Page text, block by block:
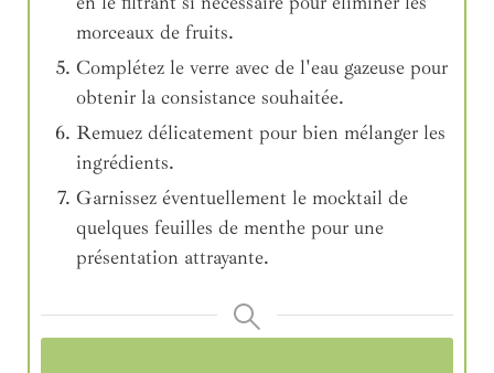
morceaux de fruits.
Complétez le verre avec de l'eau gazeuse pour
obtenir la consistance souhaitée.
Remuez délicatement pour bien mélanger les
ingrédients.
Garnissez éventuellement le mocktail de
quelques feuilles de menthe pour une
présentation attrayante.